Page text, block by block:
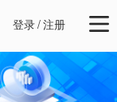
登录/注册